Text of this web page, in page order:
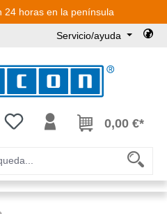
24 horas en la península
Servicio/ayuda
Tienes 0 artículos en tu lista de
0,00 €*